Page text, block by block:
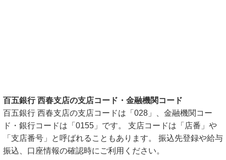
百五銀行 西春支店の支店コード・金融機関コード
百五銀行 西春支店の支店コードは「028」、金融機関コー
ド・銀行コードは「0155」です。 支店コードは「店番」や
「支店番号」と呼ばれることもあります。 振込先登録や給与
振込、口座情報の確認時にご利用ください。